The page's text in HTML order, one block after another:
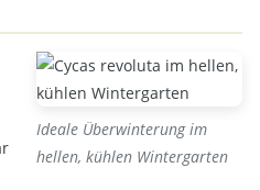
Ideale Überwinterung im
hellen, kühlen Wintergarten